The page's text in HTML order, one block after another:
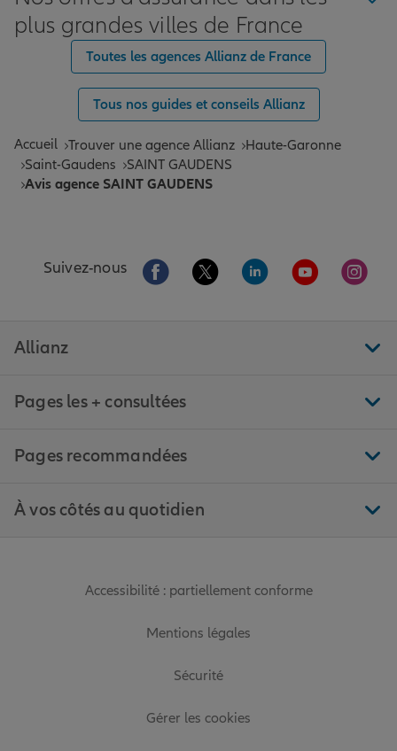
plus grandes villes de France
Toutes les agences Allianz de France
Tous nos guides et conseils Allianz
Accueil Trouver une agence Allianz
Haute-Garonne
Saint-Gaudens
SAINT GAUDENS
Avis agence SAINT GAUDENS
Suivez-nous Aller sur la page Facebook de Allianz
Aller sur la page Twitter de
Aller sur la page
Aller sur la
Aller
Allianz
Pages les + consultées
Pages recommandées
À vos côtés au quotidien
Accessibilité : partiellement conforme
Mentions légales
Sécurité
Gérer les cookies